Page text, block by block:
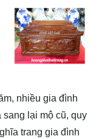
nhiều gia đình
lại mộ cũ, quy
trang gia đình